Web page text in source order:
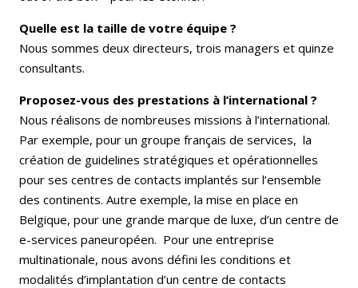
Quelle est la taille de votre équipe ?
Nous sommes deux directeurs, trois managers et quinze
consultants.
Proposez-vous des prestations à l’international ?
Nous réalisons de nombreuses missions à l’international.
Par exemple, pour un groupe français de services, la
création de guidelines stratégiques et opérationnelles
pour ses centres de contacts implantés sur l’ensemble
des continents. Autre exemple, la mise en place en
Belgique, pour une grande marque de luxe, d’un centre de
e-services paneuropéen. Pour une entreprise
multinationale, nous avons défini les conditions et
modalités d’implantation d’un centre de contacts